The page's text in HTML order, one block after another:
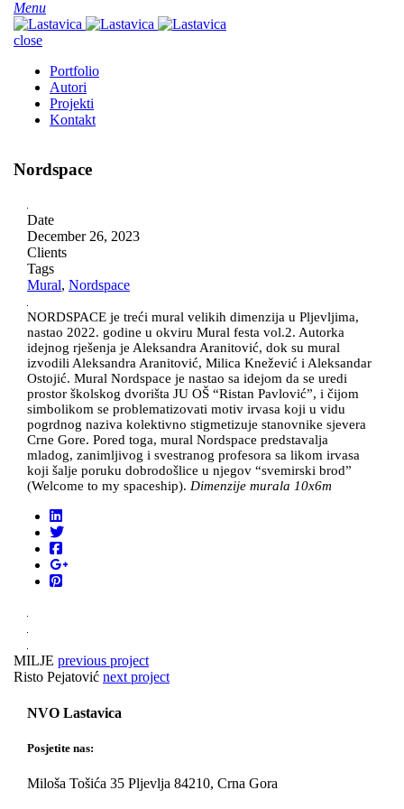
Menu
close
Portfolio
Autori
Projekti
Kontakt
Nordspace
Date
December 26, 2023
Clients
Tags
Mural, Nordspace
NORDSPACE je treći mural velikih dimenzija u Pljevljima,
nastao 2022. godine u okviru Mural festa vol.2. Autorka
idejnog rješenja je Aleksandra Aranitović, dok su mural
izvodili Aleksandra Aranitović, Milica Knežević i Aleksandar
Ostojić. Mural Nordspace je nastao sa idejom da se uredi
prostor školskog dvorišta JU OŠ “Ristan Pavlović”, i čijom
simbolikom se problematizovati motiv irvasa koji u vidu
pogrdnog naziva kolektivno stigmetizuje stanovnike sjevera
Crne Gore. Pored toga, mural Nordspace predstavalja
mladog, zanimljivog i svestranog profesora sa likom irvasa
koji šalje poruku dobrodošlice u njegov “svemirski brod”
(Welcome to my spaceship). Dimenzije murala 10x6m
MILJE previous project
Risto Pejatović next project
NVO Lastavica
Posjetite nas:
Miloša Tošića 35 Pljevlja 84210, Crna Gora